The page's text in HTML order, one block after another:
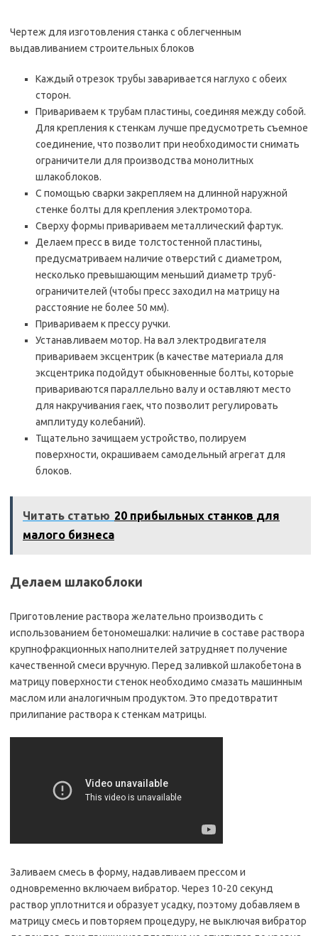
Чертеж для изготовления станка с облегченным
выдавливанием строительных блоков
Каждый отрезок трубы заваривается наглухо с обеих
сторон.
Привариваем к трубам пластины, соединяя между собой.
Для крепления к стенкам лучше предусмотреть съемное
соединение, что позволит при необходимости снимать
ограничители для производства монолитных
шлакоблоков.
С помощью сварки закрепляем на длинной наружной
стенке болты для крепления электромотора.
Сверху формы привариваем металлический фартук.
Делаем пресс в виде толстостенной пластины,
предусматриваем наличие отверстий с диаметром,
несколько превышающим меньший диаметр труб-
ограничителей (чтобы пресс заходил на матрицу на
расстояние не более 50 мм).
Привариваем к прессу ручки.
Устанавливаем мотор. На вал электродвигателя
привариваем эксцентрик (в качестве материала для
эксцентрика подойдут обыкновенные болты, которые
привариваются параллельно валу и оставляют место
для накручивания гаек, что позволит регулировать
амплитуду колебаний).
Тщательно зачищаем устройство, полируем
поверхности, окрашиваем самодельный агрегат для
блоков.
Читать статью 20 прибыльных станков для
малого бизнеса
Делаем шлакоблоки
Приготовление раствора желательно производить с
использованием бетономешалки: наличие в составе раствора
крупнофракционных наполнителей затрудняет получение
качественной смеси вручную. Перед заливкой шлакобетона в
матрицу поверхности стенок необходимо смазать машинным
маслом или аналогичным продуктом. Это предотвратит
прилипание раствора к стенкам матрицы.
Заливаем смесь в форму, надавливаем прессом и
одновременно включаем вибратор. Через 10-20 секунд
раствор уплотнится и образует усадку, поэтому добавляем в
матрицу смесь и повторяем процедуру, не выключая вибратор